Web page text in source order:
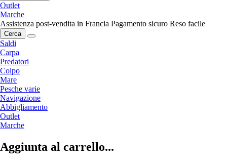
Outlet
Marche
Assistenza post-vendita in Francia Pagamento sicuro Reso facile
Cerca
Saldi
Carpa
Predatori
Colpo
Mare
Pesche varie
Navigazione
Abbigliamento
Outlet
Marche
Aggiunta al carrello...